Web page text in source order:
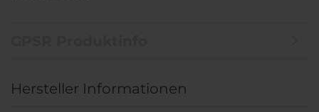
Hersteller Informationen